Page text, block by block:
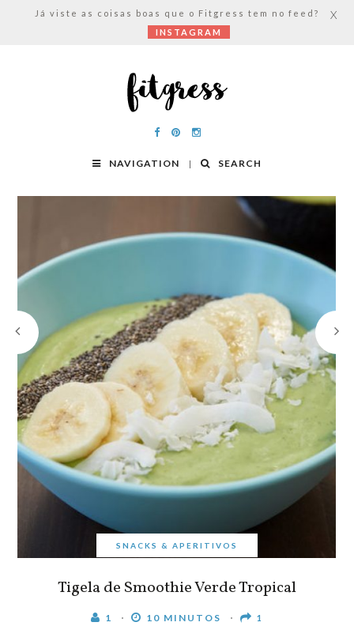
NAVIGATION SEARCH
SNACKS & APERITIVOS
Tigela de Smoothie Verde Tropical
1 10 MINUTOS 1
Já viste as coisas boas que o Fitgress tem no feed?
INSTAGRAM
X